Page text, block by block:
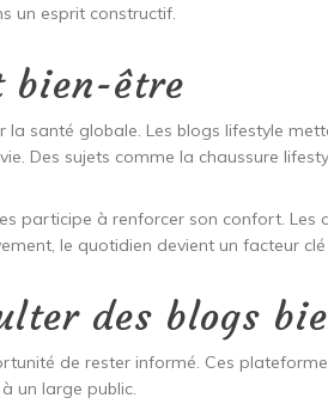
un esprit constructif.
bien-être
la santé globale. Les blogs lifestyle
Des sujets comme la chaussure
participe à renforcer son confort. Les
le quotidien devient un facteur clé
des blogs
de rester informé. Ces
un large public.